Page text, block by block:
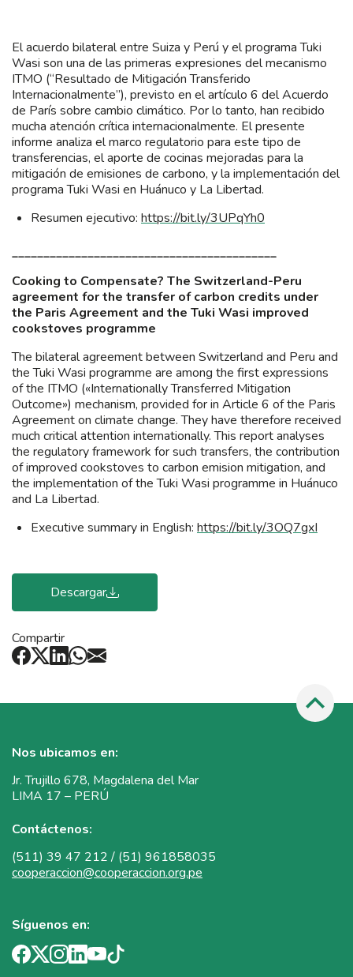
El acuerdo bilateral entre Suiza y Perú y el programa Tuki
Wasi son una de las primeras expresiones del mecanismo
ITMO (“Resultado de Mitigación Transferido
Internacionalmente”), previsto en el artículo 6 del Acuerdo
de París sobre cambio climático. Por lo tanto, han recibido
mucha atención crítica internacionalmente. El presente
informe analiza el marco regulatorio para este tipo de
transferencias, el aporte de cocinas mejoradas para la
mitigación de emisiones de carbono, y la implementación del
programa Tuki Wasi en Huánuco y La Libertad.
Resumen ejecutivo: https://bit.ly/3UPqYh0
__________________________________________
Cooking to Compensate? The Switzerland-Peru
agreement for the transfer of carbon credits under
the Paris Agreement and the Tuki Wasi improved
cookstoves programme
The bilateral agreement between Switzerland and Peru and
the Tuki Wasi programme are among the first expressions
of the ITMO («Internationally Transferred Mitigation
Outcome») mechanism, provided for in Article 6 of the Paris
Agreement on climate change. They have therefore received
much critical attention internationally. This report analyses
the regulatory framework for such transfers, the contribution
of improved cookstoves to carbon emision mitigation, and
the implementation of the Tuki Wasi programme in Huánuco
and La Libertad.
Executive summary in English: https://bit.ly/3OQ7gxI
Descargar
Compartir
Nos ubicamos en:
Jr. Trujillo 678, Magdalena del Mar
LIMA 17 – PERÚ
Contáctenos:
(511) 39 47 212 / (51) 961858035
cooperaccion@cooperaccion.org.pe
Síguenos en: